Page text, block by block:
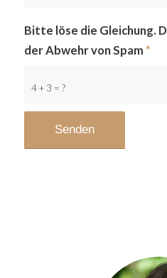
4 + 3 = ?
Bitte löse die Gleichung.
der Abwehr von Spam *